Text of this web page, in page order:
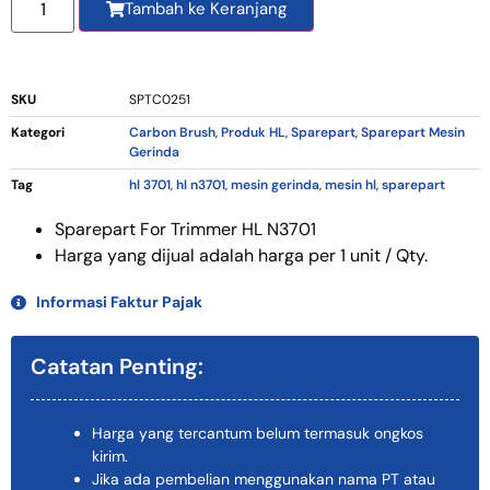
Tambah ke Keranjang
SKU
SPTC0251
Kategori
Carbon Brush,Produk HL,Sparepart,Sparepart Mesin
Gerinda
Tag
hl 3701,hl n3701,mesin gerinda,mesin hl,sparepart
Sparepart For Trimmer HL N3701
Harga yang dijual adalah harga per 1 unit / Qty.
Informasi Faktur Pajak
Catatan Penting:
Harga yang tercantum belum termasuk ongkos
kirim.
Jika ada pembelian menggunakan nama PT atau